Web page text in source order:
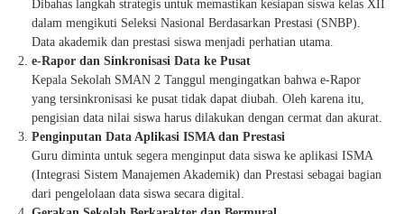
Dibahas langkah strategis untuk memastikan kesiapan siswa kelas XII
dalam mengikuti Seleksi Nasional Berdasarkan Prestasi (SNBP).
Data akademik dan prestasi siswa menjadi perhatian utama.
e-Rapor dan Sinkronisasi Data ke Pusat
Kepala Sekolah SMAN 2 Tanggul mengingatkan bahwa e-Rapor
yang tersinkronisasi ke pusat tidak dapat diubah. Oleh karena itu,
pengisian data nilai siswa harus dilakukan dengan cermat dan akurat.
Penginputan Data Aplikasi ISMA dan Prestasi
Guru diminta untuk segera menginput data siswa ke aplikasi ISMA
(Integrasi Sistem Manajemen Akademik) dan Prestasi sebagai bagian
dari pengelolaan data siswa secara digital.